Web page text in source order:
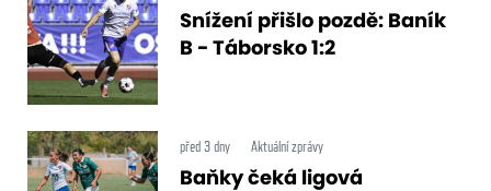
Snížení přišlo pozdě: Baník
B - Táborsko 1:2
před 3 dny Aktuální zprávy
Baňky čeká ligová